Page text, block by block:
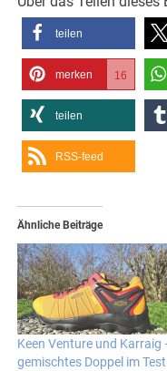
teilen
merken 16
teilen
RSS-feed
Ähnliche Beiträge
Keen Venture und Karraig
gemischtes Doppel im Test